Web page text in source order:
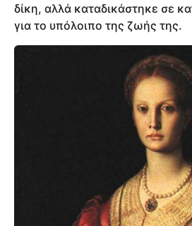
δίκη, αλλά καταδικάστηκε σε
για το υπόλοιπο της ζωής της.